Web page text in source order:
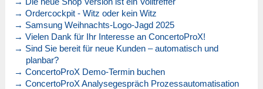
→ Ordercockpit - Witz oder kein Witz
→ Samsung Weihnachts-Logo-Jagd 2025
→ Vielen Dank für Ihr Interesse an ConcertoProX!
→ Sind Sie bereit für neue Kunden – automatisch und
planbar?
→ ConcertoProX Demo-Termin buchen
→ ConcertoProX Analysegespräch Prozessautomatisation